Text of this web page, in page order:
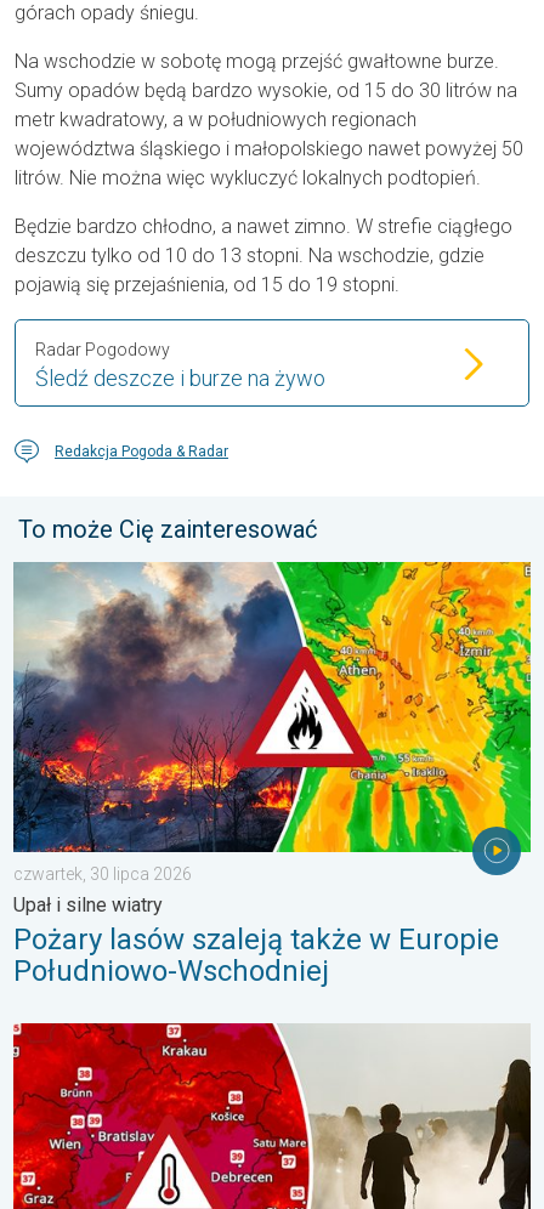
górach opady śniegu.
Na wschodzie w sobotę mogą przejść gwałtowne burze.
Sumy opadów będą bardzo wysokie, od 15 do 30 litrów na
metr kwadratowy, a w południowych regionach
województwa śląskiego i małopolskiego nawet powyżej 50
litrów. Nie można więc wykluczyć lokalnych podtopień.
Będzie bardzo chłodno, a nawet zimno. W strefie ciągłego
deszczu tylko od 10 do 13 stopni. Na wschodzie, gdzie
pojawią się przejaśnienia, od 15 do 19 stopni.
Śledź deszcze i burze na żywo
Radar Pogodowy
Redakcja Pogoda & Radar
To może Cię zainteresować
Pożary lasów szaleją także w Europie Południowo-
czwartek, 30 lipca 2026
Upał i silne wiatry
Pożary lasów szaleją także w Europie
Południowo-Wschodniej
Ekstremalny upał w Europie Wschodniej. Ponad 40 stopni. . .